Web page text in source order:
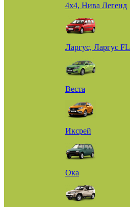
4х4, Нива Легенд
Ларгус, Ларгус FL
Веста
Иксрей
Ока